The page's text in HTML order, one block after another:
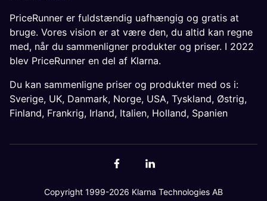
PriceRunner er fuldstændig uafhængig og gratis at
bruge. Vores vision er at være den, du altid kan regne
med, når du sammenligner produkter og priser. I 2022
blev PriceRunner en del af Klarna.
Du kan sammenligne priser og produkter med os i:
Sverige, UK, Danmark, Norge, USA, Tyskland, Østrig,
Finland, Frankrig, Irland, Italien, Holland, Spanien
Copyright 1999-2026 Klarna Technologies AB